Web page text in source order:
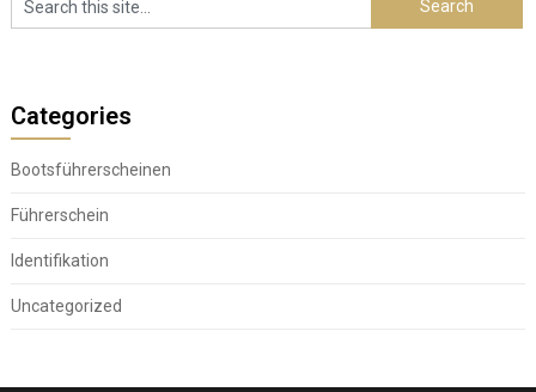
Categories
Bootsführerscheinen
Führerschein
Identifikation
Uncategorized